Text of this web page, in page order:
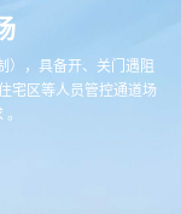
），具备开、关门遇阻
宅区等人员管控通道场